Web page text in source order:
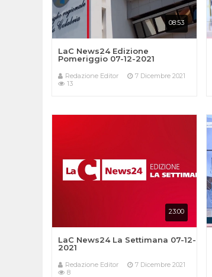
08:53
LaC News24 Edizione
Pomeriggio 07-12-2021
Redazione Editor
7 Dicembre 2021
13
23:00
LaC News24 La Settimana 07-12-
2021
Redazione Editor
7 Dicembre 2021
8